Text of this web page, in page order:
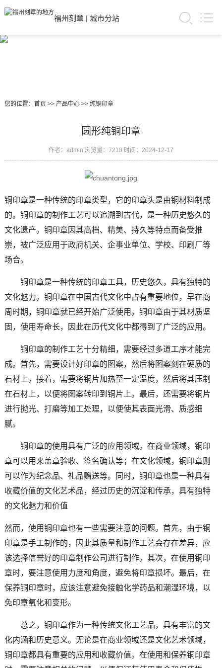
福州刻章| 城市分站
您的位置： 首页 >> 产品中心>> 纯铜印章
圆形纯铜印章
作者：admin 浏览量：7210 时间：2024-12-17
铜印章是一种传统的印章类型，它的印章头是由铜材料制成
的。铜印章的制作工艺可以追溯到古代，是一种历史悠久的
文化遗产。铜印章因其高档、精美、持久等特点而备受推
崇，被广泛应用于政府机关、企事业单位、学校、印刷厂等
场合。
铜印章是一种传统的印章工具，历史悠久，具有独特的
文化魅力。铜印章在中国古代文化中占有重要地位，早在商
周时期，铜印章就已经开始广泛使用。铜印章由于其材质坚
固，使用寿命长，因此在历代文化中都得到了广泛的应用。
铜印章的制作工艺十分精细，需要经过多道工序才能完
成。首先，需要设计好印章的图案，然后将图案刻在硬质的
石材上。接着，需要将铜片加热至一定温度，然后将其压制
在石材上，以便将图案转印到铜片上。最后，还需要将铜片
进行抛光、打磨等加工处理，以便使其表面光滑、质感细
腻。
铜印章的使用具有广泛的应用领域。在商业领域，铜印
章可以用来盖章验收、签名确认等；在文化领域，铜印章则
可以作为纪念品、礼品赠送等。同时，铜印章也是一种具有
收藏价值的文化艺术品，经过历史的沉淀和传承，具有独特
的文化魅力和价值
然而，使用铜印章也有一些需要注意的问题。首先，由于铜
印章是手工制作的，因此其质量和制作工艺会存在差异，应
该选择信誉好的印章制作公司进行制作。其次，在使用铜印
章时，要注意使用力度和角度，避免将印章损坏。最后，在
保养铜印章时，应该注意避免接触化学药品和潮湿环境，以
免印章氧化和变形。
总之，铜印章作为一种传统文化工艺品，具有丰富的文
化内涵和历史意义。无论是在商业领域还是文化艺术领域，
铜印章都具有重要的应用和收藏价值。在使用和保养铜印章